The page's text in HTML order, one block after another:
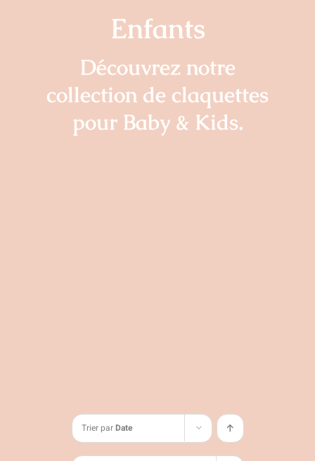
Enfants
Découvrez notre
collection de claquettes
pour Baby & Kids.
Trier parDate